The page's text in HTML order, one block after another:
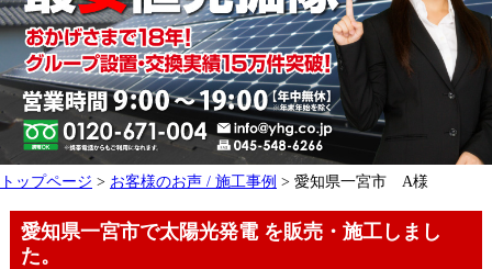
トップページ > お客様のお声 / 施工事例 > 愛知県一宮市 A様
愛知県一宮市で太陽光発電 を販売・施工しまし
た。